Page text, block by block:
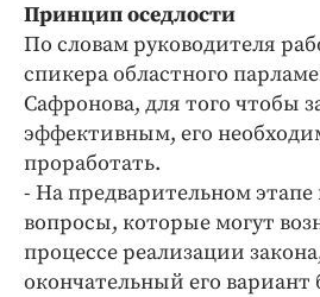
Принцип оседлости
По словам руководителя
спикера областного
Сафронова, для того чтобы
эффективным, его
проработать.
- На предварительном
вопросы, которые могут
процессе реализации
окончательный его вариант